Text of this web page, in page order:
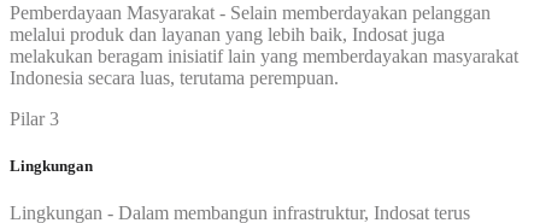
Pemberdayaan Masyarakat - Selain memberdayakan pelanggan
melalui produk dan layanan yang lebih baik, Indosat juga
melakukan beragam inisiatif lain yang memberdayakan masyarakat
Indonesia secara luas, terutama perempuan.
Pilar 3
Lingkungan
Lingkungan - Dalam membangun infrastruktur, Indosat terus